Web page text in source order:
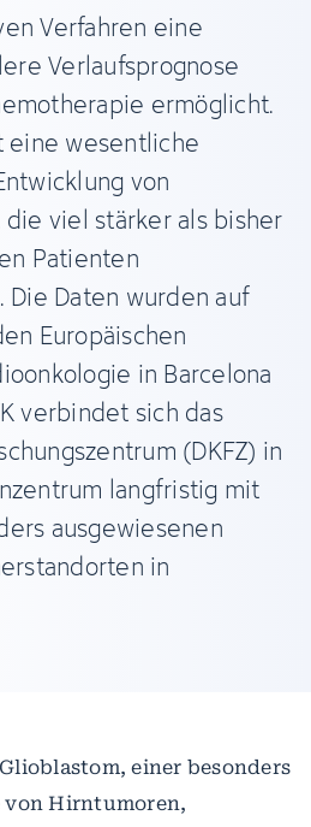
Verfahren eine
Verlaufsprognose
ermöglicht.
eine wesentliche
von
viel stärker als bisher
Patienten
Daten wurden auf
Europäischen
in Barcelona
verbindet sich das
(DKFZ) in
langfristig mit
ausgewiesenen
in
einer besonders
von Hirntumoren,